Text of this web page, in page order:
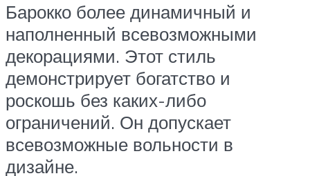
Барокко более динамичный и
наполненный всевозможными
декорациями. Этот стиль
демонстрирует богатство и
роскошь без каких-либо
ограничений. Он допускает
всевозможные вольности в
дизайне.